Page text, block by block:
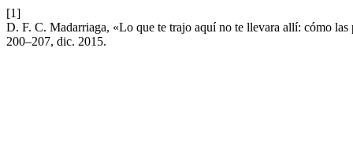
[1]
D. F. C. Madarriaga, «Lo que te trajo aquí no te llevara allí: cómo las
200–207, dic. 2015.